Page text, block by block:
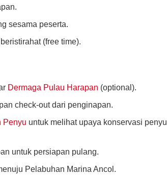
sesama peserta.
(free time).
Dermaga Pulau Harapan (optional).
check-out dari penginapan.
Penyu untuk melihat upaya konservasi penyu
untuk persiapan pulang.
Pelabuhan Marina Ancol.